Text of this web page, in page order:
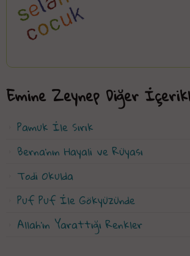
Emine Zeynep Diğer
Pamuk İle Sırık
Berna'nın Hayali ve Rüyası
Todi Okulda
Puf Puf İle Gökyüzünde
Allah'ın Yarattığı Renkler